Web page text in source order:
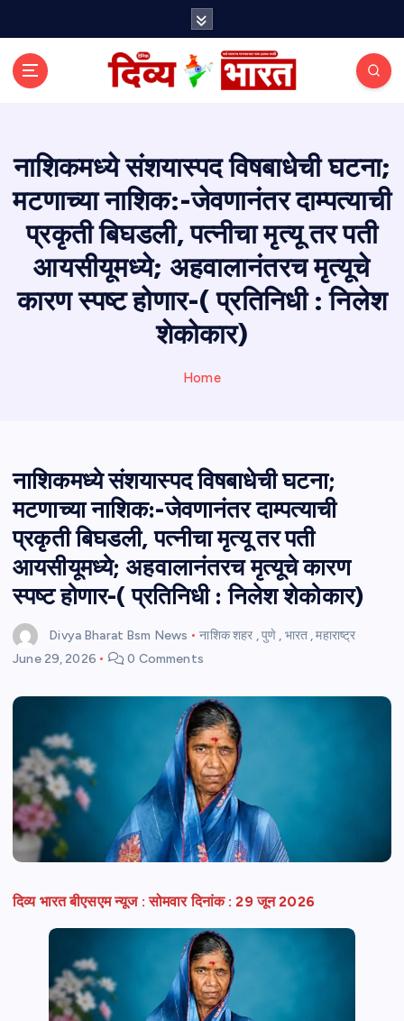
नाशिकमध्ये संशयास्पद विषबाधेची घटना;
मटणाच्या नाशिक:-जेवणानंतर दाम्पत्याची
प्रकृती बिघडली, पत्नीचा मृत्यू तर पती
आयसीयूमध्ये; अहवालानंतरच मृत्यूचे
कारण स्पष्ट होणार-( प्रतिनिधी : निलेश
शेकोकार)
Home
नाशिकमध्ये संशयास्पद विषबाधेची घटना;
मटणाच्या नाशिक:-जेवणानंतर दाम्पत्याची
प्रकृती बिघडली, पत्नीचा मृत्यू तर पती
आयसीयूमध्ये; अहवालानंतरच मृत्यूचे कारण
स्पष्ट होणार-( प्रतिनिधी : निलेश शेकोकार)
Divya Bharat Bsm News नाशिक शहर ,पुणे , भारत,महाराष्ट्र
June 29, 2026
0 Comments
दिव्य भारत बीएसएम न्यूज : सोमवार दिनांक : 29 जून 2026